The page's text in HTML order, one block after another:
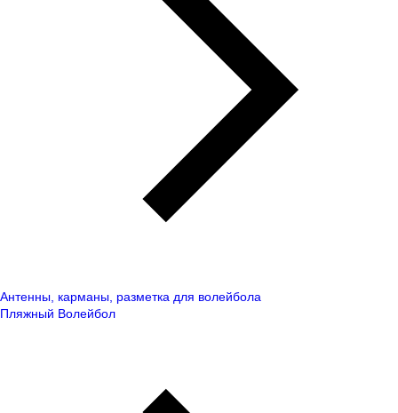
Антенны, карманы, разметка для волейбола
Пляжный Волейбол